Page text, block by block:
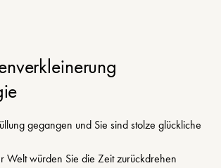
gegangen und Sie sind stolze glückliche
Welt würden Sie die Zeit zurückdrehen